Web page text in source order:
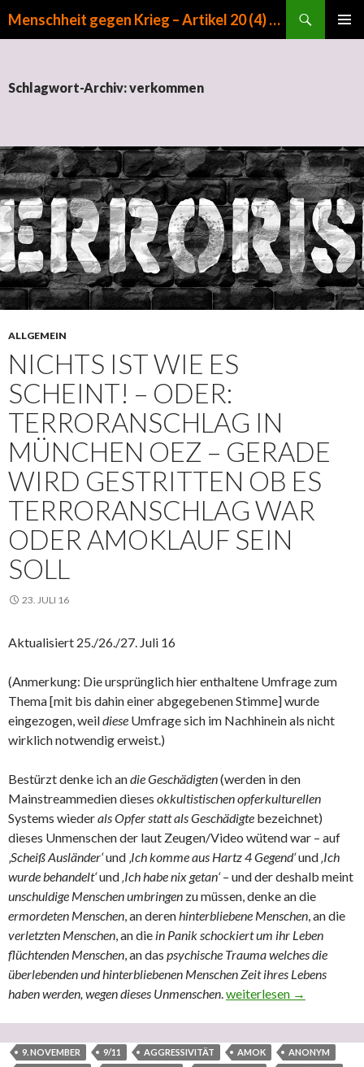
Menschheit gegen Krieg – Artikel 20 (4) GG
Schlagwort-Archiv: verkommen
ALLGEMEIN
NICHTS IST WIE ES
SCHEINT! – ODER:
TERRORANSCHLAG IN
MÜNCHEN OEZ – GERADE
WIRD GESTRITTEN OB ES
TERRORANSCHLAG WAR
ODER AMOKLAUF SEIN
SOLL
23. JULI 16
Aktualisiert 25./26./27. Juli 16
(Anmerkung: Die ursprünglichhier enthaltene Umfrage zum
Thema [mit bis dahin einer abgegebenen Stimme] wurde
eingezogen, weildiese Umfrage sich im Nachhinein als nicht
wirklich notwendig erweist.)
Bestürzt denke ich andie Geschädigten(werden in den
Mainstreammedien dieses okkultistischen opferkulturellen
Systems wiederals Opfer statt als Geschädigte bezeichnet)
dieses Unmenschen der laut Zeugen/Video wütend war – auf
Scheiß Ausländer‘und ‚ Ich komme aus Hartz 4 Gegend‘und ‚Ich
wurde behandelt‘und ‚Ich habe nix getan‘– und der deshalb meint
unschuldige Menschen umbringen zu müssen, denke an die
ermordeten Menschen , an deren hinterbliebene Menschen , an die
verletzten Menschen , an die in Panik schockiert um ihr Leben
flüchtenden Menschen , an das psychische Trauma welches die
überlebenden und hinterbliebenen Menschen Zeit ihres Lebens
haben werden, wegen dieses Unmenschen Nichts ist wie es
weiterlesen →
9. NOVEMBER 9/11 AGGRESSIVITÄT AMOK
ANONYM